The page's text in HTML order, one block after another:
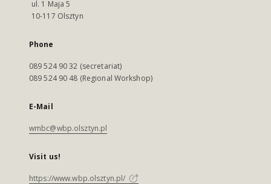
ul. 1 Maja 5
10-117 Olsztyn
Phone
089 524 90 32 (secretariat)
089 524 90 48 (Regional Workshop)
E-Mail
wmbc@wbp.olsztyn.pl
Visit us!
https://www.wbp.olsztyn.pl/